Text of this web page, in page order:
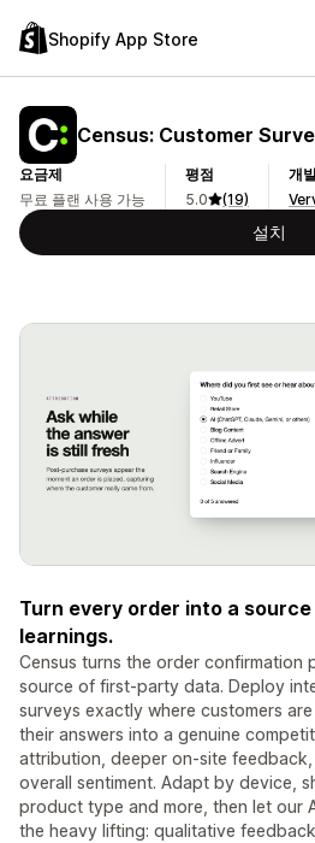
Shopify App Store
Census: Customer
요금제
무료 플랜 사용 가능
평점
5.0
(19)
개
설치
Turn every order into a
learnings.
Census turns the order confirmation
source of first-party data. Deploy
surveys exactly where customers
their answers into a genuine
attribution, deeper on-site feedback,
overall sentiment. Adapt by device,
product type and more, then let our
the heavy lifting: qualitative